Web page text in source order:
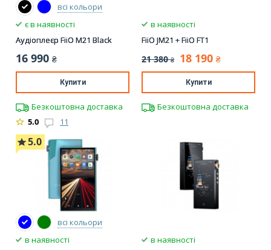
всі кольори
є в наявності
Аудіоплеєр FiiO M21 Black
16 990 ₴
Купити
Безкоштовна доставка
5.0
11
в наявності
FiiO JM21 + FiiO FT1
21 380 ₴ 18 190 ₴
Купити
Безкоштовна доставка
5.0
всі кольори
в наявності
в наявності